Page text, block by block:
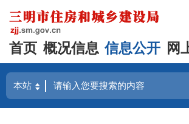
首页 概况信息 信息公开 网